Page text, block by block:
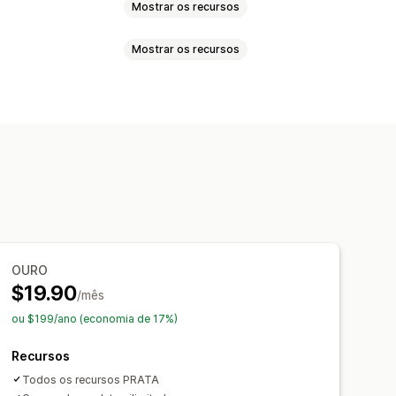
Mostrar os recursos
estoque
Mostrar os recursos
OURO
$19.90/mês
ou $199/ano (economia de 17%)
Recursos
Todos os recursos PRATA